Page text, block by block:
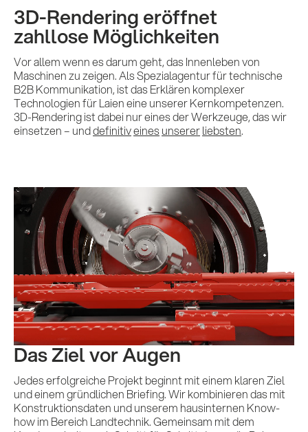
3D-Rendering eröffnet
zahllose Möglichkeiten
Vor allem wenn es darum geht, das Innenleben von
Maschinen zu zeigen. Als Spezialagentur für technische
B2B Kommunikation, ist das Erklären komplexer
Technologien für Laien eine unserer Kernkompetenzen.
3D-Rendering ist dabei nur eines der Werkzeuge, das wir
einsetzen – unddefinitiveinesunsererliebsten.
Das Ziel vor Augen
Jedes erfolgreiche Projekt beginnt mit einem klaren Ziel
und einem gründlichen Briefing. Wir kombinieren das mit
Konstruktionsdaten und unserem hausinternen Know-
how im Bereich Landtechnik. Gemeinsam mit dem